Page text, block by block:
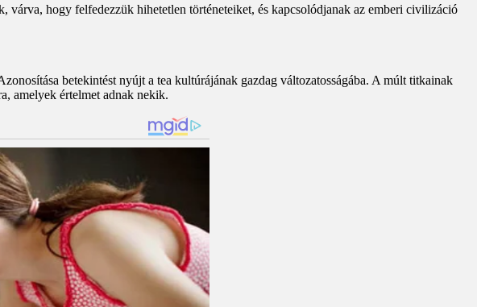
várva, hogy felfedezzük hihetetlen történeteiket, és kapcsolódjanak az emberi civilizáció
betekintést nyújt a tea kultúrájának gazdag változatosságába. A múlt titkainak
amelyek értelmet adnak nekik.